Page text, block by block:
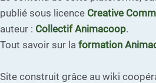
publié sous licence Creative
auteur : Collectif Animacoop.
Tout savoir sur la formation
Site construit grâce au wiki